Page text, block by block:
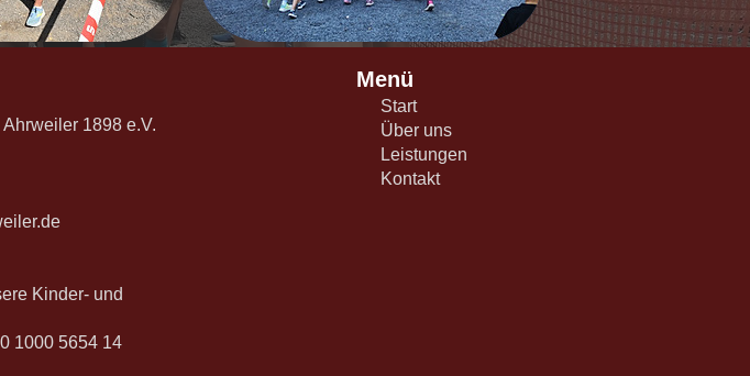
1898 e.V.
Kinder- und
1000 5654 14
Menü
Start
Über uns
Leistungen
Kontakt